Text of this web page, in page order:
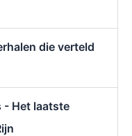
die verteld
- Het laatste